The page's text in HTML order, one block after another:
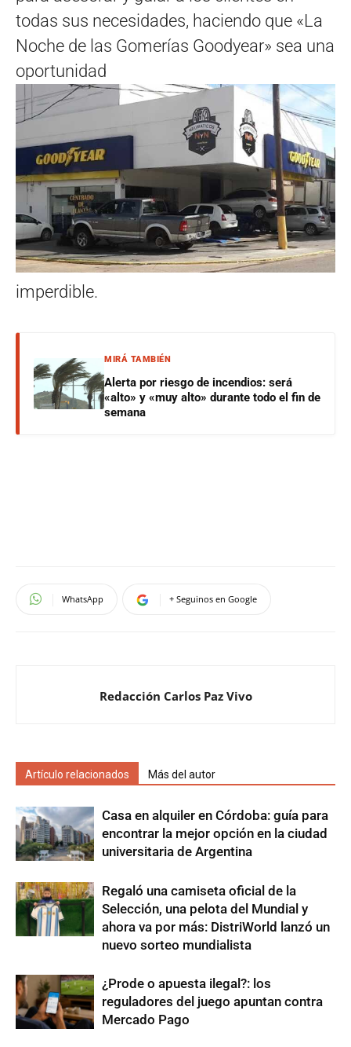
todas sus necesidades, haciendo que «La
Noche de las Gomerías Goodyear» sea una
oportunidad
imperdible.
MIRÁ TAMBIÉN
Alerta por riesgo de incendios: será
«alto» y «muy alto» durante todo el fin de
semana
WhatsApp + Seguinos en Google
Redacción Carlos Paz Vivo
Artículo relacionados Más del autor
Casa en alquiler en Córdoba: guía para
encontrar la mejor opción en la ciudad
universitaria de Argentina
Regaló una camiseta oficial de la
Selección, una pelota del Mundial y
ahora va por más: DistriWorld lanzó un
nuevo sorteo mundialista
¿Prode o apuesta ilegal?: los
reguladores del juego apuntan contra
Mercado Pago